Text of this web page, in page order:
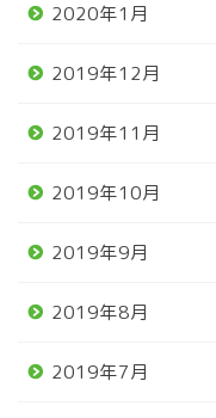
2020年1月
2019年12月
2019年11月
2019年10月
2019年9月
2019年8月
2019年7月